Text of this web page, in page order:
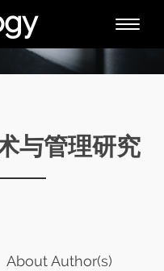
Toggle
与管理研究
About Author(s)